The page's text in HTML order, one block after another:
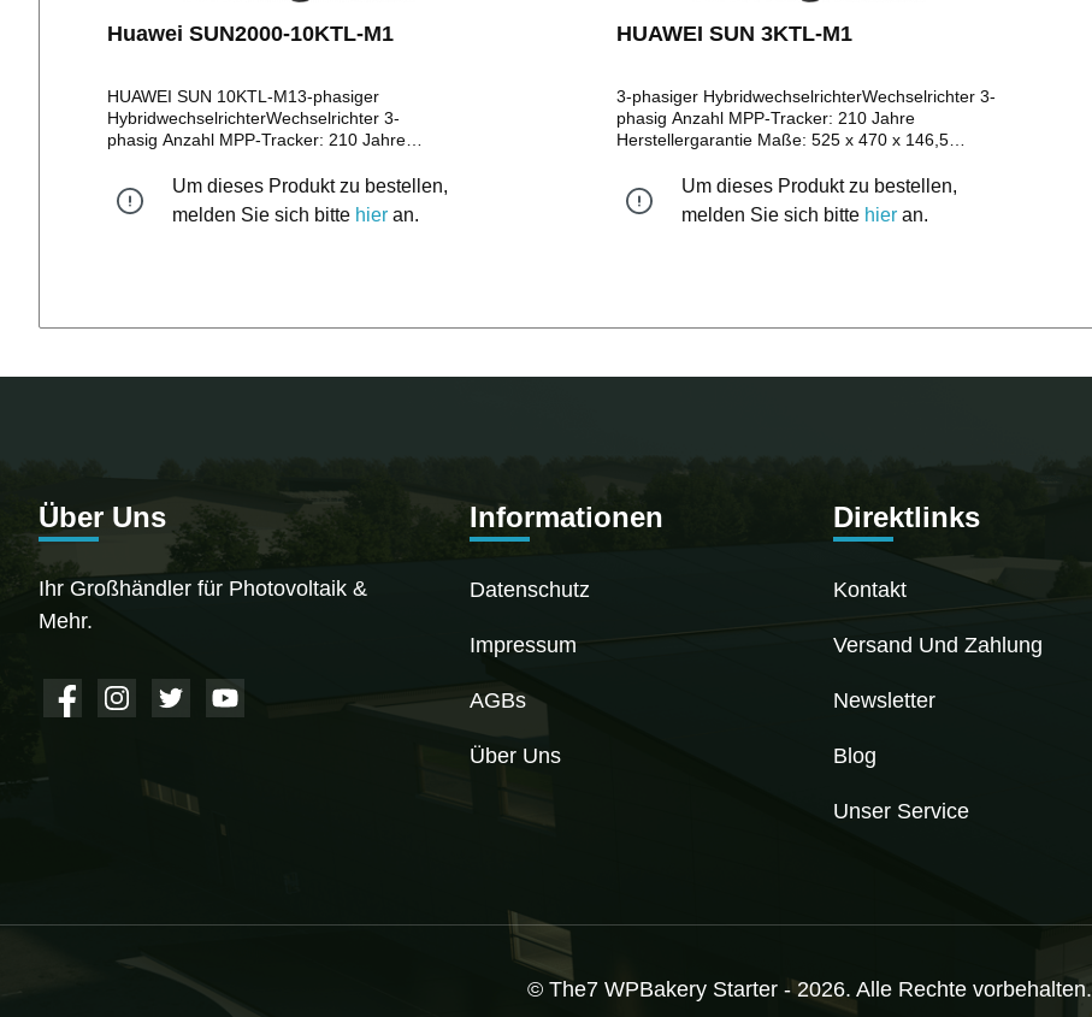
Huawei SUN2000-10KTL-M1
HUAWEI SUN 10KTL-M13-phasiger
HybridwechselrichterWechselrichter 3-
phasig Anzahl MPP-Tracker: 210 Jahre
mmGewicht: 17kg ZEREZ ID: ZE-KWZS-LJEA-
0001
Um dieses Produkt zu bestellen,
melden Sie sich bitte hieran.
HUAWEI SUN 3KTL-M1
3-phasiger HybridwechselrichterWechselrichter 3-
phasig Anzahl MPP-Tracker: 210 Jahre
Herstellergarantie Maße: 525 x 470 x 146,5
0006
Um dieses Produkt zu bestellen,
melden Sie sich bitte hier an.
Über Uns
Ihr Großhändler für Photovoltaik &
Mehr.
Informationen
Datenschutz
Impressum
AGBs
Über Uns
Direktlinks
Kontakt
Versand Und Zahlung
Newsletter
Blog
Unser Service
© The7 WPBakery Starter - 2026. Alle Rechte vorbehalten.